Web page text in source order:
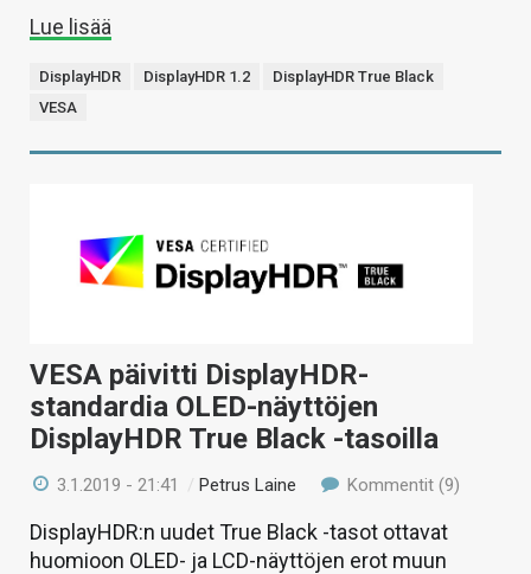
Lue lisää
DisplayHDR DisplayHDR 1.2
DisplayHDR True Black
VESA
VESA päivitti DisplayHDR-
standardia OLED-näyttöjen
DisplayHDR True Black -tasoilla
3.1.2019 - 21:41 /Petrus Laine Kommentit (9)
DisplayHDR:n uudet True Black -tasot ottavat
huomioon OLED- ja LCD-näyttöjen erot muun